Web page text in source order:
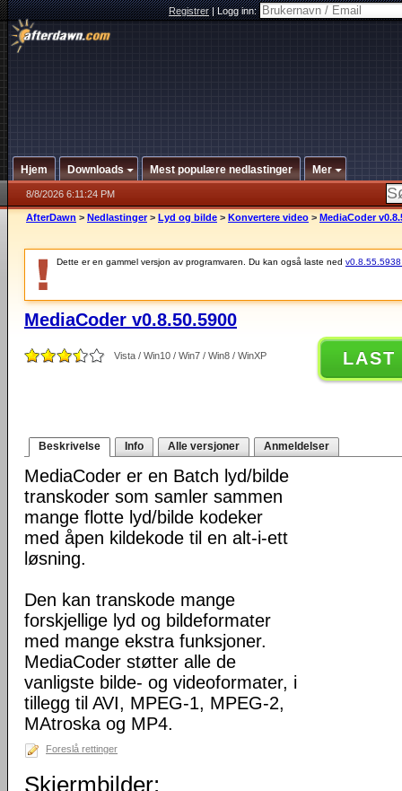
Registrer|Logg inn:
Hjem Downloads Mest populære nedlastinger Mer
8/8/2026 6:11:24 PM
AfterDawn > Nedlastinger > Lyd og bilde > Konvertere video > MediaCoder
Dette er en gammel versjon av programvaren. Du kan også laste ned v0.8.55.5938
MediaCoder v0.8.50.5900
Vista / Win10 / Win7 / Win8 / WinXP LAST
Beskrivelse Info Alle versjoner Anmeldelser
MediaCoder er en Batch lyd/bilde
transkoder som samler sammen
mange flotte lyd/bilde kodeker
med åpen kildekode til en alt-i-ett
løsning.
Den kan transkode mange
forskjellige lyd og bildeformater
med mange ekstra funksjoner.
MediaCoder støtter alle de
vanligste bilde- og videoformater, i
tillegg til AVI, MPEG-1, MPEG-2,
MAtroska og MP4.
Foreslå rettinger
Skjermbilder: